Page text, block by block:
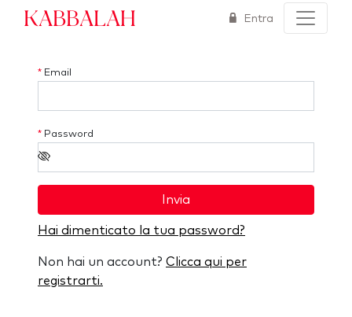
Kabbalah Entra
* Email
* Password
Invia
Hai dimenticato la tua password?
Non hai un account? Clicca qui per
registrarti.